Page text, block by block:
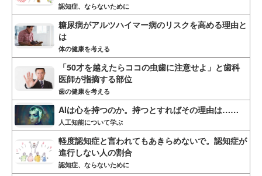
認知症、ならないために
糖尿病がアルツハイマー病のリスクを高める理由と
は
体の健康を考える
「50才を越えたらココの虫歯に注意せよ」と歯科
医師が指摘する部位
歯の健康を考える
AIは心を持つのか。持つとすればその理由は……
人工知能について学ぶ
軽度認知症と言われてもあきらめないで。認知症が
進行しない人の割合
認知症、ならないために